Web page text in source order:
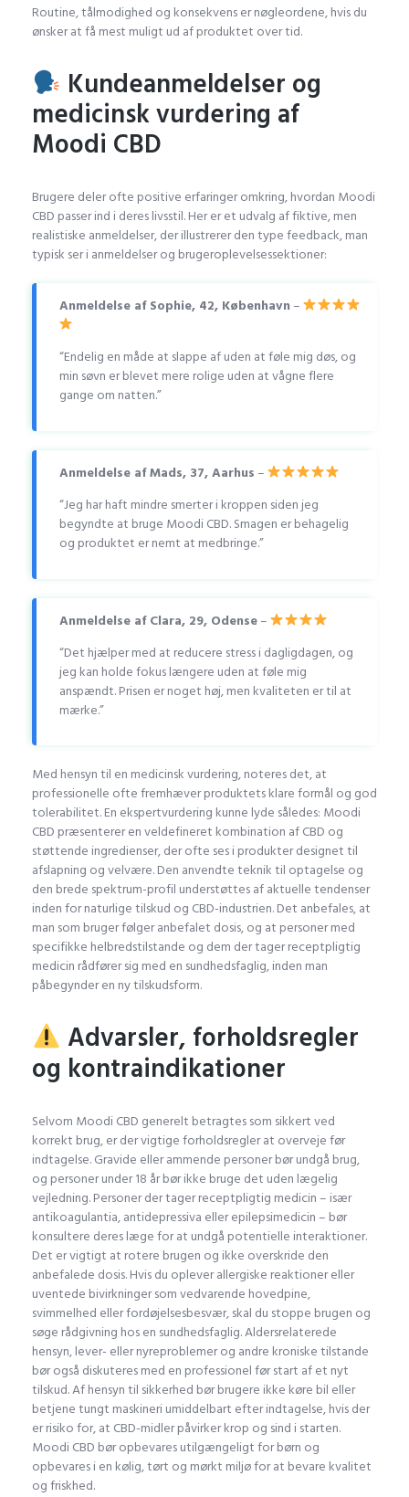
Routine, tålmodighed og konsekvens er nøgleordene, hvis du
ønsker at få mest muligt ud af produktet over tid.
Kundeanmeldelser og
medicinsk vurdering af
Moodi CBD
Brugere deler ofte positive erfaringer omkring, hvordan Moodi
CBD passer ind i deres livsstil. Her er et udvalg af fiktive, men
realistiske anmeldelser, der illustrerer den type feedback, man
typisk ser i anmeldelser og brugeroplevelsessektioner:
Anmeldelse af Sophie, 42, København–
“Endelig en måde at slappe af uden at føle mig døs, og
min søvn er blevet mere rolige uden at vågne flere
gange om natten.”
Anmeldelse af Mads, 37, Aarhus–
“Jeg har haft mindre smerter i kroppen siden jeg
begyndte at bruge Moodi CBD. Smagen er behagelig
og produktet er nemt at medbringe.”
Anmeldelse af Clara, 29, Odense–
“Det hjælper med at reducere stress i dagligdagen, og
jeg kan holde fokus længere uden at føle mig
anspændt. Prisen er noget høj, men kvaliteten er til at
mærke.”
Med hensyn til en medicinsk vurdering, noteres det, at
professionelle ofte fremhæver produktets klare formål og god
tolerabilitet. En ekspertvurdering kunne lyde således: Moodi
CBD præsenterer en veldefineret kombination af CBD og
støttende ingredienser, der ofte ses i produkter designet til
afslapning og velvære. Den anvendte teknik til optagelse og
den brede spektrum-profil understøttes af aktuelle tendenser
inden for naturlige tilskud og CBD-industrien. Det anbefales, at
man som bruger følger anbefalet dosis, og at personer med
specifikke helbredstilstande og dem der tager receptpligtig
medicin rådfører sig med en sundhedsfaglig, inden man
påbegynder en ny tilskudsform.
Advarsler, forholdsregler
og kontraindikationer
Selvom Moodi CBD generelt betragtes som sikkert ved
korrekt brug, er der vigtige forholdsregler at overveje før
indtagelse. Gravide eller ammende personer bør undgå brug,
og personer under 18 år bør ikke bruge det uden lægelig
vejledning. Personer der tager receptpligtig medicin – især
antikoagulantia, antidepressiva eller epilepsimedicin – bør
konsultere deres læge for at undgå potentielle interaktioner.
Det er vigtigt at rotere brugen og ikke overskride den
anbefalede dosis. Hvis du oplever allergiske reaktioner eller
uventede bivirkninger som vedvarende hovedpine,
svimmelhed eller fordøjelsesbesvær, skal du stoppe brugen og
søge rådgivning hos en sundhedsfaglig. Aldersrelaterede
hensyn, lever- eller nyreproblemer og andre kroniske tilstande
bør også diskuteres med en professionel før start af et nyt
tilskud. Af hensyn til sikkerhed bør brugere ikke køre bil eller
betjene tungt maskineri umiddelbart efter indtagelse, hvis der
er risiko for, at CBD-midler påvirker krop og sind i starten.
Moodi CBD bør opbevares utilgængeligt for børn og
opbevares i en kølig, tørt og mørkt miljø for at bevare kvalitet
og friskhed.